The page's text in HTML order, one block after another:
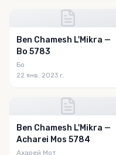
Ben Chamesh L'Mikra —
Bo 5783
Бо
22 янв. 2023 г.
Ben Chamesh L'Mikra —
Acharei Mos 5784
Ахарей Мот